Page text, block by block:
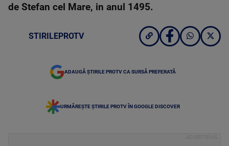
de Stefan cel Mare, in anul 1495.
STIRILEPROTV
ADAUGĂ ȘTIRILE PROTV CA SURSĂ PREFERATĂ
URMĂREȘTE ȘTIRILE PROTV ÎN GOOGLE DISCOVER